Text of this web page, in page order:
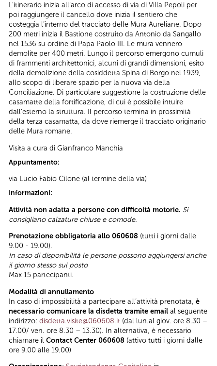
L’itinerario inizia all’arco di accesso di via di Villa Pepoli per
poi raggiungere il cancello dove inizia il sentiero che
costeggia l’interno del tracciato delle Mura Aureliane. Dopo
200 metri inizia il Bastione costruito da Antonio da Sangallo
nel 1536 su ordine di Papa Paolo III. Le mura vennero
demolite per 400 metri. Lungo il percorso emergono cumuli
di frammenti architettonici, alcuni di grandi dimensioni, esito
della demolizione della cosiddetta Spina di Borgo nel 1939,
allo scopo di liberare spazio per la nuova via della
Conciliazione. Di particolare suggestione la costruzione delle
casamatte della fortificazione, di cui è possibile intuire
dall’esterno la struttura. Il percorso termina in prossimità
della terza casamatta, da dove riemerge il tracciato originario
delle Mura romane.
Visita a cura di Gianfranco Manchia
Appuntamento:
via Lucio Fabio Cilone (al termine della via)
Informazioni:
Attività non adatta a persone con difficoltà motorie. Si
consigliano calzature chiuse e comode.
Prenotazione obbligatoria allo 060608 (tutti i giorni dalle
9.00 - 19.00).
In caso di disponibilità le persone possono aggiungersi anche
il giorno stesso sul posto
Max 15 partecipanti.
Modalità di annullamento
In caso di impossibilità a partecipare all’attività prenotata, è
necessario comunicare la disdetta tramite email al seguente
indirizzo: disdetta.visite@060608.it (dal lun.al giov. ore 8.30 –
17.00/ ven. ore 8.30 – 13.30). In alternativa, è necessario
chiamare il Contact Center 060608 (attivo tutti i giorni dalle
ore 9.00 alle 19.00)